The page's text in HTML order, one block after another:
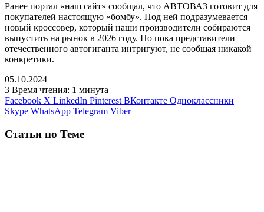
Ранее портал «наш сайт» сообщал, что АВТОВАЗ готовит для
покупателей настоящую «бомбу». Под ней подразумевается
новый кроссовер, который наши производители собираются
выпустить на рынок в 2026 году. Но пока представители
отечественного автогиганта интригуют, не сообщая никакой
конкретики.
05.10.2024
3 Время чтения: 1 минута
Facebook X LinkedIn Pinterest ВКонтакте Одноклассники
Skype WhatsApp Telegram Viber
Статьи по Теме